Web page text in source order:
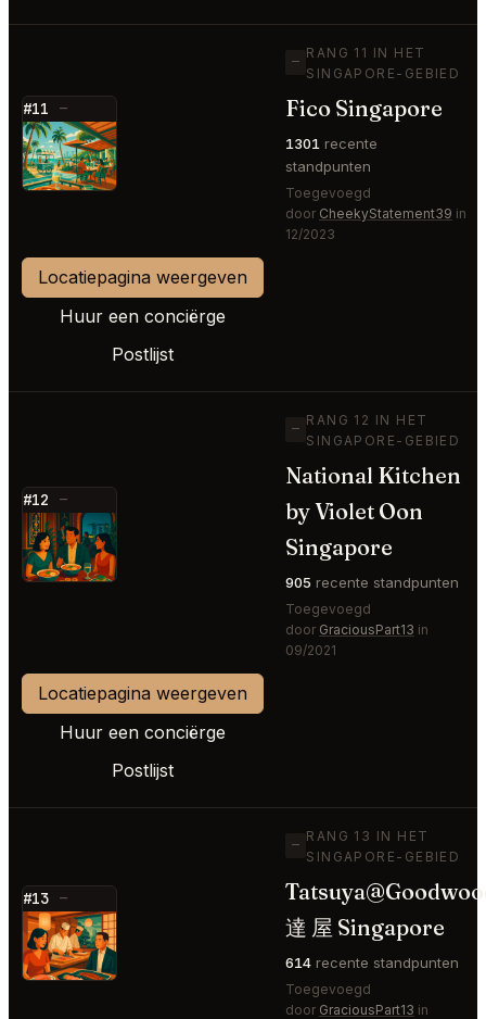
#11 —
⭐
—
RANG 11 IN HET
SINGAPORE-GEBIED
Fico Singapore
1301 recente
standpunten
Toegevoegd
door CheekyStatement39 in
12/2023
Locatiepagina weergeven
Huur een conciërge
Postlijst
#12 —
⭐
—
RANG 12 IN HET
SINGAPORE-GEBIED
National Kitchen
by Violet Oon
Singapore
905 recente standpunten
Toegevoegd
door GraciousPart13 in
09/2021
Locatiepagina weergeven
Huur een conciërge
Postlijst
#13 —
⭐
—
RANG 13 IN HET
SINGAPORE-GEBIED
達 屋 Singapore
614 recente standpunten
Toegevoegd
door GraciousPart13 in